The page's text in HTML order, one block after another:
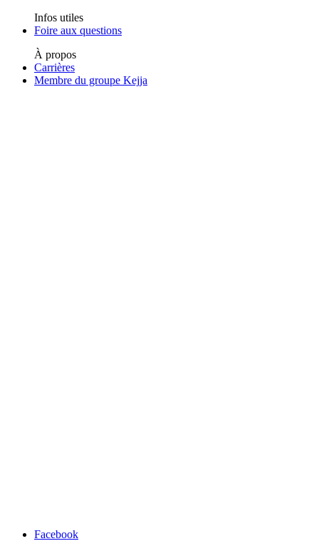
Infos utiles
Foire aux questions
À propos
Carrières
Membre du groupe Kejja
Facebook